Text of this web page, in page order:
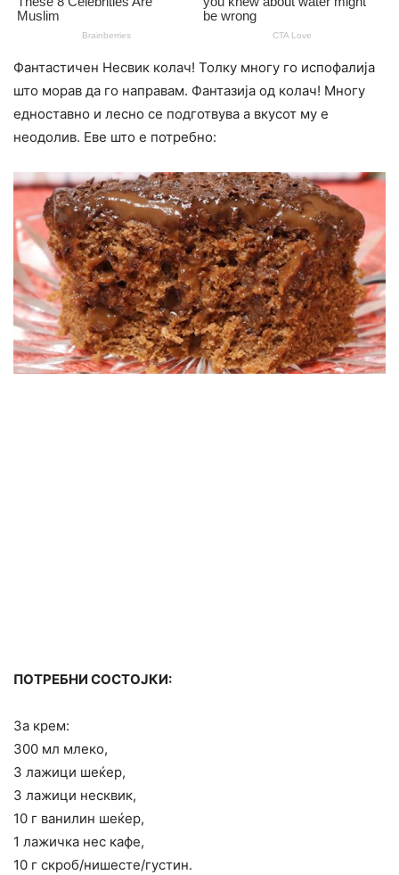
Фантастичен Несвик колач! Толку многу го испофалија
што морав да го направам. Фантазија од колач! Многу
едноставно и лесно се подготвува а вкусот му е
неодолив. Еве што е потребно:
ПОТРЕБНИ СОСТОЈКИ:
За крем:
300 мл млеко,
3 лажици шеќер,
3 лажици несквик,
10 г ванилин шеќер,
1 лажичка нес кафе,
10 г скроб/нишесте/густин.